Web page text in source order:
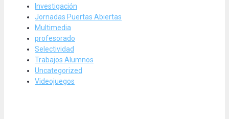
Investigación
Jornadas Puertas Abiertas
Multimedia
profesorado
Selectividad
Trabajos Alumnos
Uncategorized
Videojuegos